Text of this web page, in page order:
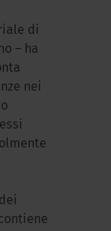
di
– ha
nei